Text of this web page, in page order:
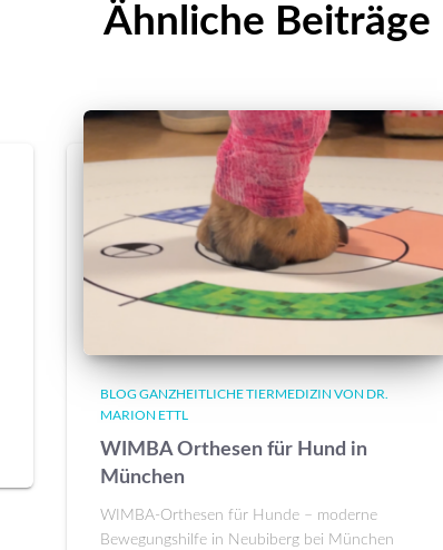
Ähnliche Beiträge
BLOG GANZHEITLICHE TIERMEDIZIN VON DR.
MARION ETTL
WIMBA Orthesen für Hund in
München
WIMBA-Orthesen für Hunde – moderne
Bewegungshilfe in Neubiberg bei München